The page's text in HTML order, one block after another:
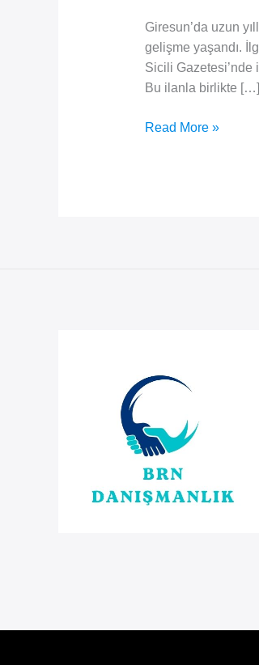
Giresun’da uzun
gelişme yaşandı.
Sicili Gazetesi’nde
Bu ilanla birlikte […]
Giresun’da
Read More »